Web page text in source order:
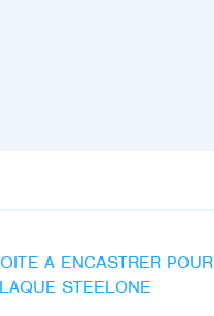
A ENCASTRER POUR
STEELONE